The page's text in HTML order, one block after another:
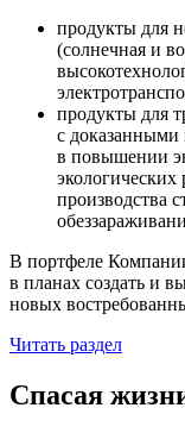
продукты для
(солнечная и
продукты для
с
в повышении
производства
В портфеле
в планах создать и
новых
Читать раздел
Спасая